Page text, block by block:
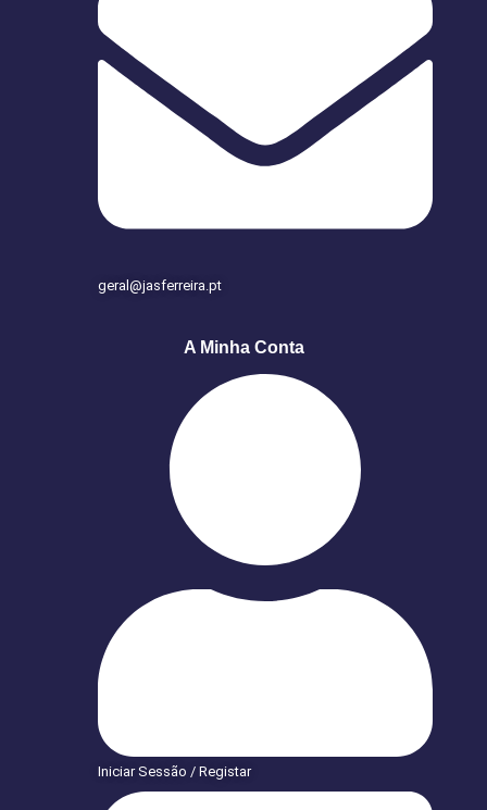
geral@jasferreira.pt
A Minha Conta
Iniciar Sessão / Registar